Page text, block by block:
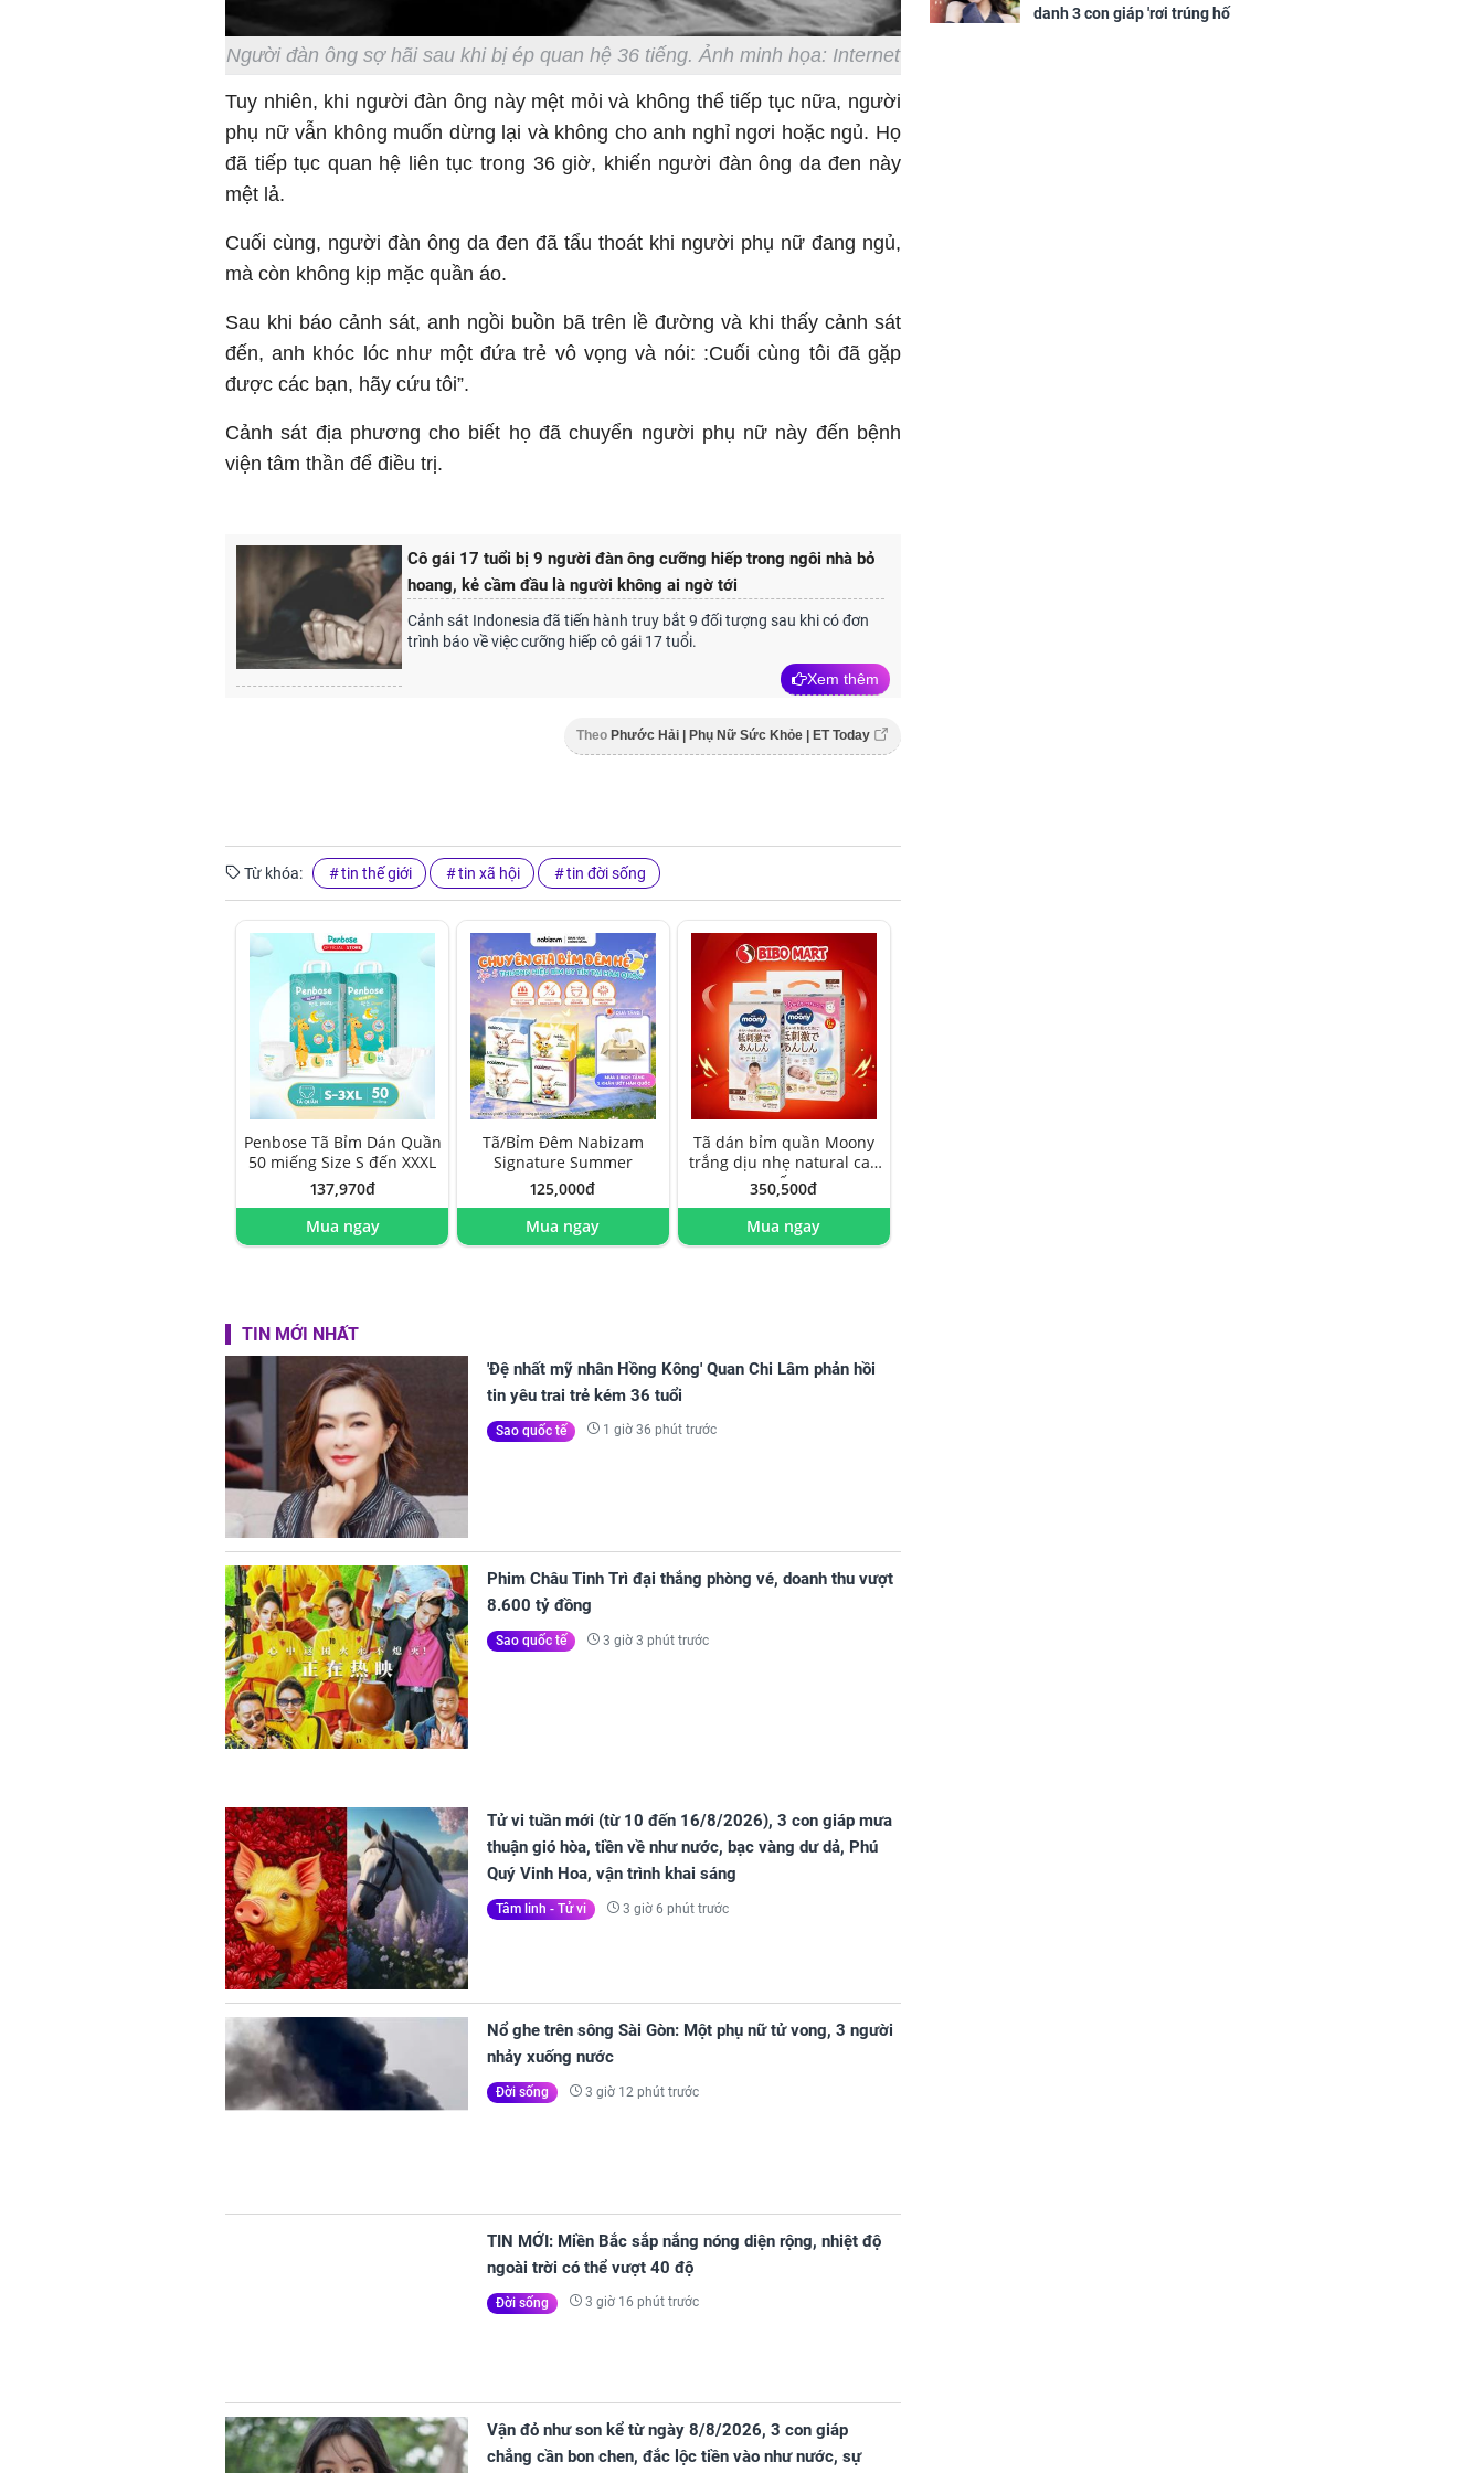
Người đàn ông sợ hãi sau khi bị ép quan hệ 36 tiếng. Ảnh minh họa: Internet
Tuy nhiên, khi người đàn ông này mệt mỏi và không thể tiếp tục nữa, người
phụ nữ vẫn không muốn dừng lại và không cho anh nghỉ ngơi hoặc ngủ. Họ
đã tiếp tục quan hệ liên tục trong 36 giờ, khiến người đàn ông da đen này
mệt lả.
Cuối cùng, người đàn ông da đen đã tẩu thoát khi người phụ nữ đang ngủ,
mà còn không kịp mặc quần áo.
Sau khi báo cảnh sát, anh ngồi buồn bã trên lề đường và khi thấy cảnh sát
đến, anh khóc lóc như một đứa trẻ vô vọng và nói: :Cuối cùng tôi đã gặp
được các bạn, hãy cứu tôi”.
Cảnh sát địa phương cho biết họ đã chuyển người phụ nữ này đến bệnh
viện tâm thần để điều trị.
Cô gái 17 tuổi bị 9 người đàn ông cưỡng hiếp trong ngôi nhà bỏ
hoang, kẻ cầm đầu là người không ai ngờ tới
Cảnh sát Indonesia đã tiến hành truy bắt 9 đối tượng sau khi có đơn
trình báo về việc cưỡng hiếp cô gái 17 tuổi.
Xem thêm
Theo Phước Hải | Phụ Nữ Sức Khỏe | ET Today
Từ khóa: tin thế giới tin xã hội tin đời sống
Penbose Tã Bỉm Dán Quần
50 miếng Size S đến XXXL
137,970đ
Mua ngay
Tã/Bỉm Đêm Nabizam
Signature Summer
125,000đ
Mua ngay
Tã dán bỉm quần Moony
trắng dịu nhẹ natural cao
cấp
350,500đ
Mua ngay
TIN MỚI NHẤT
'Đệ nhất mỹ nhân Hồng Kông' Quan Chi Lâm phản hồi
tin yêu trai trẻ kém 36 tuổi
Sao quốc tế 1 giờ 36 phút trước
Phim Châu Tinh Trì đại thắng phòng vé, doanh thu vượt
8.600 tỷ đồng
Sao quốc tế 3 giờ 3 phút trước
Tử vi tuần mới (từ 10 đến 16/8/2026), 3 con giáp mưa
thuận gió hòa, tiền về như nước, bạc vàng dư dả, Phú
Quý Vinh Hoa, vận trình khai sáng
Tâm linh - Tử vi 3 giờ 6 phút trước
Nổ ghe trên sông Sài Gòn: Một phụ nữ tử vong, 3 người
nhảy xuống nước
Đời sống 3 giờ 12 phút trước
TIN MỚI: Miền Bắc sắp nắng nóng diện rộng, nhiệt độ
ngoài trời có thể vượt 40 độ
Đời sống 3 giờ 16 phút trước
Vận đỏ như son kể từ ngày 8/8/2026, 3 con giáp
danh 3 con giáp 'rơi trúng hố